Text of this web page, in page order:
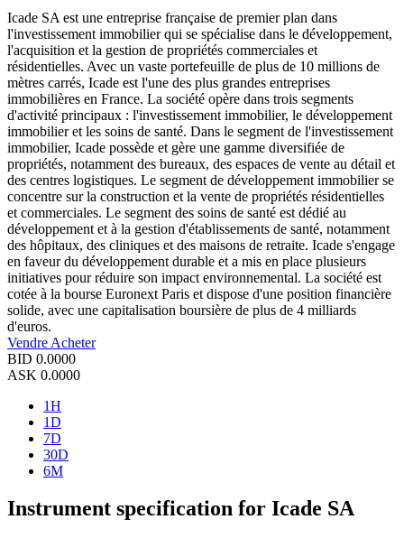
Icade SA est une entreprise française de premier plan dans
l'investissement immobilier qui se spécialise dans le développement,
l'acquisition et la gestion de propriétés commerciales et
résidentielles. Avec un vaste portefeuille de plus de 10 millions de
mètres carrés, Icade est l'une des plus grandes entreprises
immobilières en France. La société opère dans trois segments
d'activité principaux : l'investissement immobilier, le développement
immobilier et les soins de santé. Dans le segment de l'investissement
immobilier, Icade possède et gère une gamme diversifiée de
propriétés, notamment des bureaux, des espaces de vente au détail et
des centres logistiques. Le segment de développement immobilier se
concentre sur la construction et la vente de propriétés résidentielles
et commerciales. Le segment des soins de santé est dédié au
développement et à la gestion d'établissements de santé, notamment
des hôpitaux, des cliniques et des maisons de retraite. Icade s'engage
en faveur du développement durable et a mis en place plusieurs
initiatives pour réduire son impact environnemental. La société est
cotée à la bourse Euronext Paris et dispose d'une position financière
solide, avec une capitalisation boursière de plus de 4 milliards
d'euros.
Vendre Acheter
BID 0.0000
ASK 0.0000
1H
1D
7D
30D
6M
Instrument specification for Icade SA